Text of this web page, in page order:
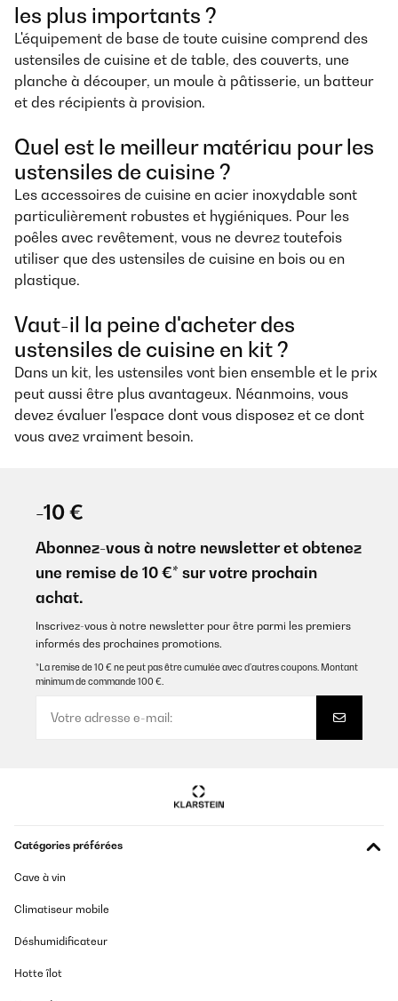
les plus importants ?
L'équipement de base de toute cuisine comprend des
ustensiles de cuisine et de table, des couverts, une
planche à découper, un moule à pâtisserie, un batteur
et des récipients à provision.
Quel est le meilleur matériau pour les
ustensiles de cuisine ?
Les accessoires de cuisine en acier inoxydable sont
particulièrement robustes et hygiéniques. Pour les
poêles avec revêtement, vous ne devrez toutefois
utiliser que des ustensiles de cuisine en bois ou en
plastique.
Vaut-il la peine d'acheter des
ustensiles de cuisine en kit ?
Dans un kit, les ustensiles vont bien ensemble et le prix
peut aussi être plus avantageux. Néanmoins, vous
devez évaluer l'espace dont vous disposez et ce dont
vous avez vraiment besoin.
-10 €
Abonnez-vous à notre newsletter et obtenez
une remise de 10 €* sur votre prochain
achat.
Inscrivez-vous à notre newsletter pour être parmi les premiers
informés des prochaines promotions.
*La remise de 10 € ne peut pas être cumulée avec d’autres coupons. Montant
minimum de commande 100 €.
Catégories préférées
Cave à vin
Climatiseur mobile
Déshumidificateur
Hotte îlot